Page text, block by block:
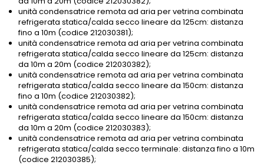
unità condensatrice remota ad aria per vetrina combinata
refrigerata statica/calda secco lineare da 125cm: distanza
fino a 10m (codice 212030381);
unità condensatrice remota ad aria per vetrina combinata
refrigerata statica/calda secco lineare da 125cm: distanza
da 10m a 20m (codice 212030382);
unità condensatrice remota ad aria per vetrina combinata
refrigerata statica/calda secco lineare da 150cm: distanza
fino a 10m (codice 212030382);
unità condensatrice remota ad aria per vetrina combinata
refrigerata statica/calda secco lineare da 150cm: distanza
da 10m a 20m (codice 212030383);
unità condensatrice remota ad aria per vetrina combinata
refrigerata statica/calda secco terminale: distanza fino a 10m
(codice 212030385);